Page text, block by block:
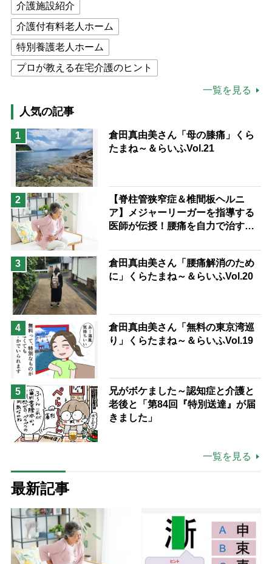
介護施設紹介
介護付有料老人ホーム
特別養護老人ホーム
プロが教える在宅介護のヒント
高木ブー
ケアマネジャー
猫が母になつきません
息子の遠距離介護サバイバル術
兄がボケました
予防法
一覧を見る
人気の記事
1
倉田真由美さん「母の膝痛」くら
たまね～＆らいふVol.21
2
【脊柱管狭窄症＆椎間板ヘルニ
ア】メジャーリーガーを指導する
医師が伝授！腰痛を自力で治す運
3
倉田真由美さん「腰痛解消のため
に」くらたまね～＆らいふVol.20
4
倉田真由美さん「無料の東京湾巡
り」くらたまね～＆らいふVol.19
5
兄がボケました～認知症と介護と
老後と「第84回『特別送達』が届
きました」
一覧を見る
最新記事